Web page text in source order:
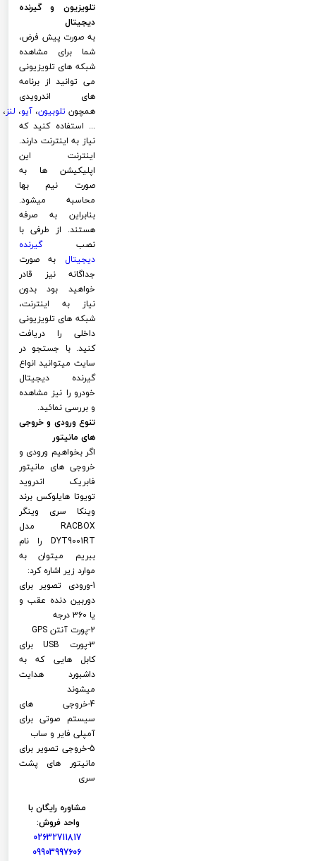
تلویزیون و گیرنده
دیجیتال
به صورت پیش فرض،
شما برای مشاهده
شبکه های تلویزیونی
می توانید از برنامه
های اندرویدی
همچون تلوبیون، آیو، لنز،
... استفاده کنید که
نیاز به اینترنت دارند.
اینترنت این
اپلیکیشن ها به
صورت نیم بها
محاسبه میشود.
بنابراین به صرفه
هستند. از طرفی با
نصبگیرنده
دیجیتال به صورت
جداگانه نیز قادر
خواهید بود بدون
نیاز به اینترنت،
شبکه های تلویزیونی
داخلی را دریافت
کنید. با جستجو در
سایت میتوانید انواع
گیرنده دیجیتال
خودرو را نیز مشاهده
و بررسی نمائید.
تنوع ورودی و خروجی
های مانیتور
اگر بخواهیم ورودی و
خروجی های مانیتور
فابریک اندروید
تویوتا هایلوکس برند
وینکا سری وینگر
RACBOX مدل
DYT9001RT را نام
ببریم میتوان به
موارد زیر اشاره کرد:
1-ورودی تصویر برای
دوربین دنده عقب و
یا 360 درجه
2-پورت آنتن GPS
3-پورت USB برای
کابل هایی که به
داشبورد هدایت
میشوند
4-خروجی های
سیستم صوتی برای
آمپلی فایر و ساب
5-خروجی تصویر برای
مانیتور های پشت
سری
مشاوره رایگان با
واحد فروش:
02632711817
09903997606